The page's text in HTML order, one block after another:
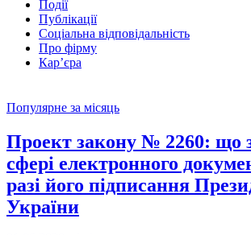
Події
Публікації
Соціальна відповідальність
Про фiрму
Кар’єра
Популярне за місяць
Проект закону № 2260: що
сфері електронного
разі його підписання
України